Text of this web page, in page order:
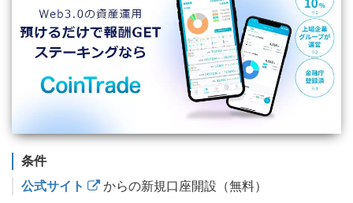
条件
公式サイト
からの新規口座開設（無料）